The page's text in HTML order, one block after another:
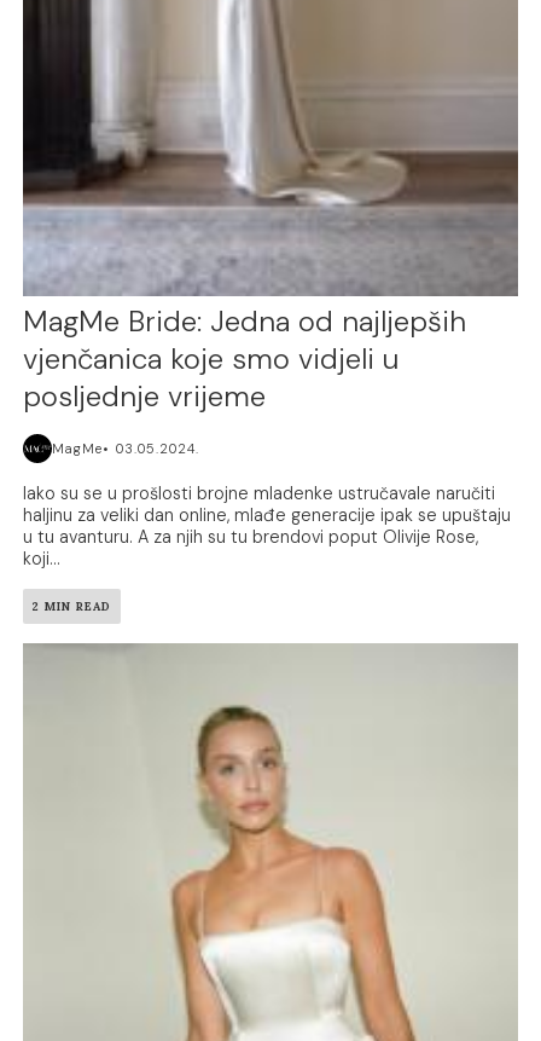
MagMe Bride: Jedna od najljepših
vjenčanica koje smo vidjeli u
posljednje vrijeme
MagMe 03.05.2024.
Iako su se u prošlosti brojne mladenke ustručavale naručiti
haljinu za veliki dan online, mlađe generacije ipak se upuštaju
u tu avanturu. A za njih su tu brendovi poput Olivije Rose,
koji...
2 MIN READ